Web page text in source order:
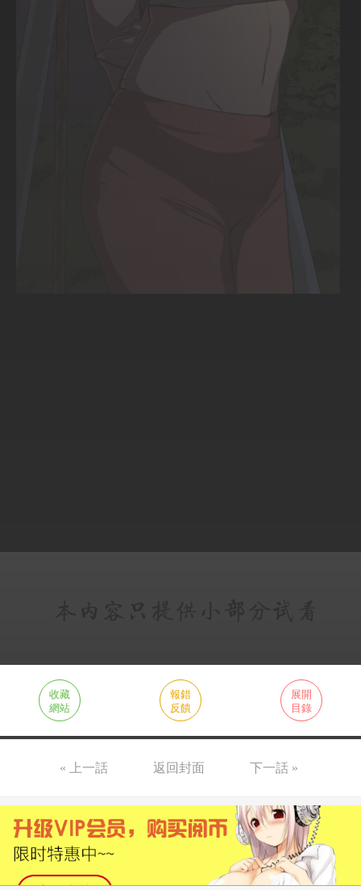
收藏
網站
報錯
反饋
展開
目錄
« 上一話 返回封面 下一話 »